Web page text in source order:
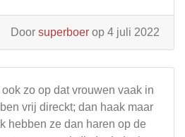
Door superboer op 4 juli 2022
zo op dat vrouwen vaak in
vrij direckt; dan haak maar
hebben ze dan haren op de